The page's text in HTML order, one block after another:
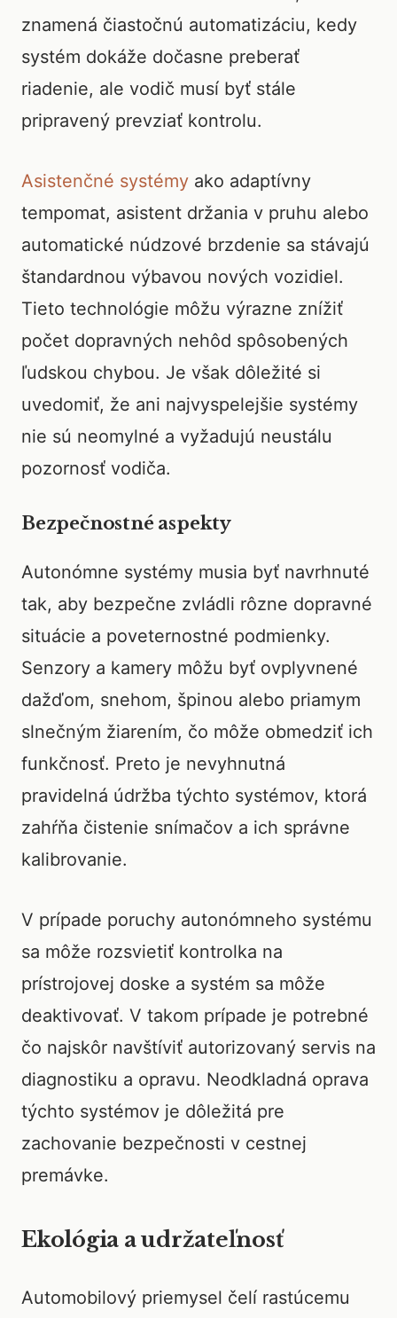
znamená čiastočnú automatizáciu, kedy
systém dokáže dočasne preberať
riadenie, ale vodič musí byť stále
pripravený prevziať kontrolu.
Asistenčné systémy ako adaptívny
tempomat, asistent držania v pruhu alebo
automatické núdzové brzdenie sa stávajú
štandardnou výbavou nových vozidiel.
Tieto technológie môžu výrazne znížiť
počet dopravných nehôd spôsobených
ľudskou chybou. Je však dôležité si
uvedomiť, že ani najvyspelejšie systémy
nie sú neomylné a vyžadujú neustálu
pozornosť vodiča.
Bezpečnostné aspekty
Autonómne systémy musia byť navrhnuté
tak, aby bezpečne zvládli rôzne dopravné
situácie a poveternostné podmienky.
Senzory a kamery môžu byť ovplyvnené
dažďom, snehom, špinou alebo priamym
slnečným žiarením, čo môže obmedziť ich
funkčnosť. Preto je nevyhnutná
pravidelná údržba týchto systémov, ktorá
zahŕňa čistenie snímačov a ich správne
kalibrovanie.
V prípade poruchy autonómneho systému
sa môže rozsvietiť kontrolka na
prístrojovej doske a systém sa môže
deaktivovať. V takom prípade je potrebné
čo najskôr navštíviť autorizovaný servis na
diagnostiku a opravu. Neodkladná oprava
týchto systémov je dôležitá pre
zachovanie bezpečnosti v cestnej
premávke.
Ekológia a udržateľnosť
Automobilový priemysel čelí rastúcemu